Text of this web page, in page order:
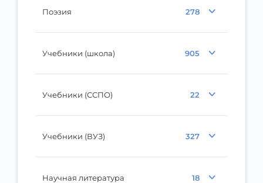
Поэзия 278
Учебники (школа) 905
Учебники (ССПО) 22
Учебники (ВУЗ) 327
Научная литература 18